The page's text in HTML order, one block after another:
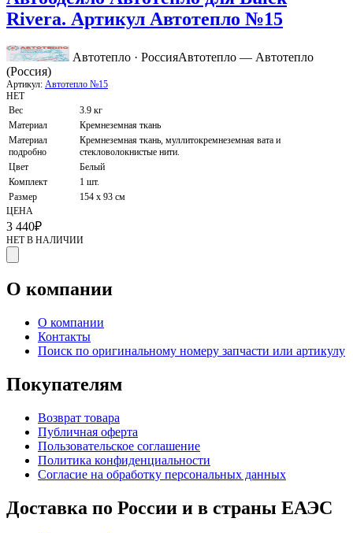
Rivera. Артикул Автотепло №15
Автотепло · РоссияАвтотепло — Автотепло
(Россия)
Артикул: Автотепло №15
НЕТ
Вес
3.9 кг
Материал
Кремнеземная ткань
Материал
подробно
Кремнеземная ткань, муллитокремнеземная вата и
стекловолокнистые нити.
Цвет
Белый
Комплект
1 шт.
Размер
154 х 93 см
ЦЕНА
3 440₽
НЕТ В НАЛИЧИИ
О компании
О компании
Контакты
Поиск по оригинальному номеру запчасти или артикулу
Покупателям
Возврат товара
Публичная оферта
Пользовательское соглашение
Политика конфиденциальности
Согласие на обработку персональных данных
Доставка по России и в страны ЕАЭС